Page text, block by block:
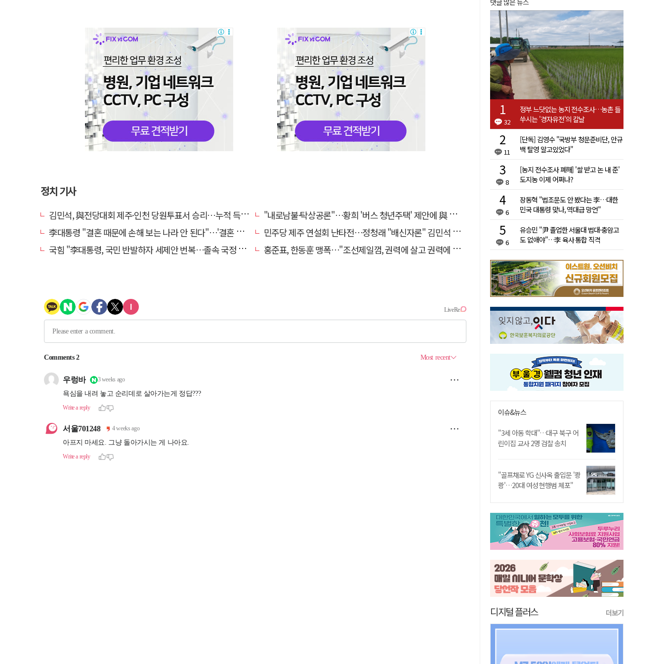
정치 기사
김민석, 與전당대회 제주·인천 당원투표서 승리…누적 득표는 '초박빙'
"내로남불·탁상공론"…황희 '버스 청년주택' 제안에 與 내부서도 쓴소리
李대통령 "결혼 때문에 손해 보는 나라 안 된다"…'결혼 페널티' 22개 손본다
민주당 제주 연설회 난타전…정청래 "배신자론" 김민석 "관리 무능"
국힘 "李대통령, 국민 반발하자 세제안 번복…졸속 국정 즉각 중단"
홍준표, 한동훈 맹폭…"조선제일껌, 권력에 살고 권력에 죽었다"
댓글 많은 뉴스
32
정부 느닷없는 농지 전수조사…농촌 들
쑤시는 '경자유전'의 칼날
11
[단독] 김영수 "국방부 청문준비단, 안규
백 탈영 알고있었다"
8
[농지 전수조사 폐해] '쌀 받고 논 내 준'
도지농 이제 어쩌나?
6
장동혁 "법조문도 안 봤다는 李…대한
민국 대통령 맞나, 역대급 망언"
6
유승민 "尹 졸업한 서울대 법대·충암고
도 없애야"…李 육사 통합 직격
이슈&뉴스
"3세 아동 학대"…대구 북구 어
린이집 교사 2명 검찰 송치
"골프채로 YG 신사옥 출입문 '쾅
쾅'…20대 여성 현행범 체포"
디지털 플러스 더보기